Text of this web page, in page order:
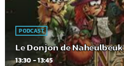
PODCAST
Le Donjon de Naheulbeuk
13:30 - 13:45